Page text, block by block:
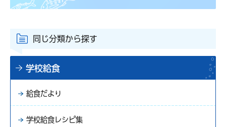
同じ分類から探す
学校給食
給食だより
学校給食レシピ集